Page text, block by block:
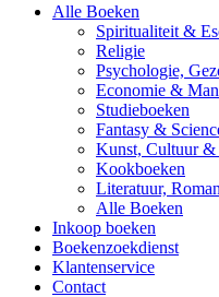
Alle Boeken
Spiritualiteit &
Religie
Psychologie,
Economie &
Studieboeken
Fantasy &
Kunst, Cultuur &
Kookboeken
Literatuur,
Alle Boeken
Inkoop boeken
Boekenzoekdienst
Klantenservice
Contact